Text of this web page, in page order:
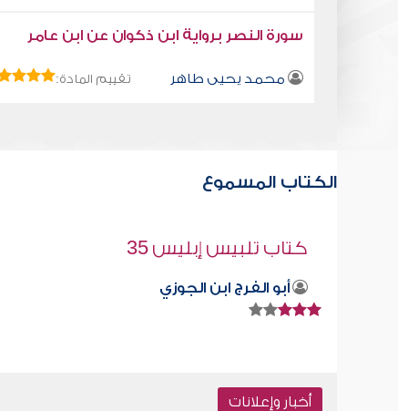
سورة النصر برواية ابن ذكوان عن ابن عامر
محمد يحيى طاهر تقييم المادة:
الكتاب المسموع
حبس الأرواح
صابر دياب
أخبار وإعلانات